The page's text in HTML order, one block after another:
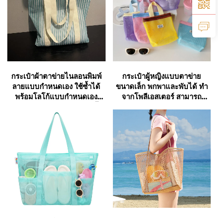
เหล่านี้โดยเฉพาะ ด้วยตะเข็บเย็บที่แข็งแรงและ
วัสดุที่มีความทนทานสูง เช่น ผ้าแคนวาสเสริม
ความแข็งแรง หรือไนลอนคุณภาพหนาพิเศษ ที่
ช่วยป้องกันการฉีกขาด แม้จะใช้บรรทุกของหนัก
ด้ามจับของกระเป๋าชายหาดยังได้รับการออกแบบ
ให้มีความทนทาน โดยมักทำจากผ้ารัดขอบหนา
ของเต็มได้โดยไม่ขาด
ต่างจากกระเป๋าโท้ทที่บางและอาจใช้งานได้เพียง
ไม่กี่ครั้ง กระเป๋าชายหาดที่ผลิตมาอย่างดีสามารถ
นำมาใช้ซ้ำได้ทุกฤดูกาล จึงเป็นการลงทุนที่คุ้มค่า
การผลิตที่มีความทนทานยาวนานนี้ทำให้กระเป๋า
ชายหาดยังคงเป็นเพื่อนคู่ใจที่เชื่อถือได้สำหรับการ
กระเป๋าผ้าตาข่ายไนลอนพิมพ์
ลายแบบกำหนดเอง ใช้ซ้ำได้
พร้อมโลโก้แบบกำหนดเอง
ของ
กระเป๋าผู้หญิงแบบตาข่าย
ขนาดเล็ก พกพาและพับได้ ทำ
จากโพลีเอสเตอร์ สามารถ
ของอาบน้ำ ใช้เป็นกระเป๋า
ชายหาด